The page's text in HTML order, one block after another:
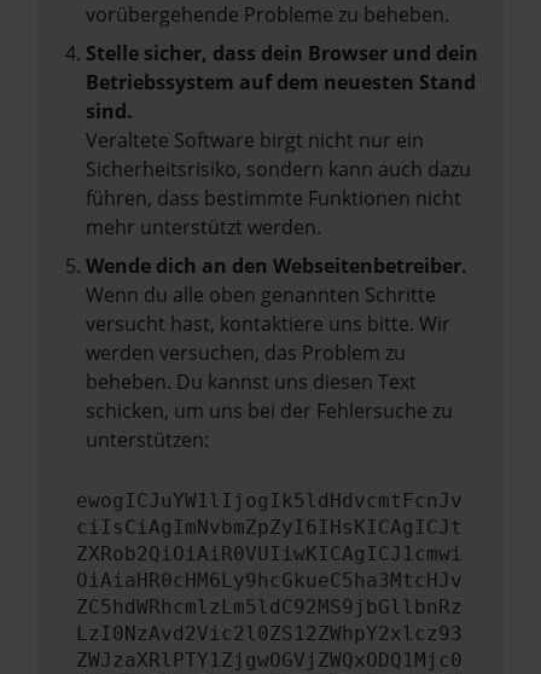
vorübergehende Probleme zu beheben.
Stelle sicher, dass dein Browser und dein
Betriebssystem auf dem neuesten Stand
sind.
Veraltete Software birgt nicht nur ein
Sicherheitsrisiko, sondern kann auch dazu
führen, dass bestimmte Funktionen nicht
mehr unterstützt werden.
Wende dich an den Webseitenbetreiber.
Wenn du alle oben genannten Schritte
versucht hast, kontaktiere uns bitte. Wir
werden versuchen, das Problem zu
beheben. Du kannst uns diesen Text
schicken, um uns bei der Fehlersuche zu
unterstützen:
ewogICJuYW1lIjogIk5ldHdvcmtFcnJv
ciIsCiAgImNvbmZpZyI6IHsKICAgICJt
ZXRob2QiOiAiR0VUIiwKICAgICJ1cmwi
OiAiaHR0cHM6Ly9hcGkueC5ha3MtcHJv
ZC5hdWRhcmlzLm5ldC92MS9jbGllbnRz
LzI0NzAvd2Vic2l0ZS12ZWhpY2xlcz93
ZWJzaXRlPTY1ZjgwOGVjZWQxODQ1Mjc0